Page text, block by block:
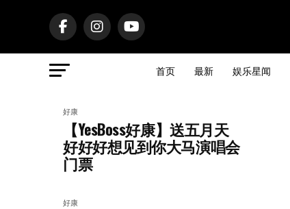
首页 最新 娱乐星闻
好康
【YesBoss好康】送五月天
好好好想见到你大马演唱会
门票
好康